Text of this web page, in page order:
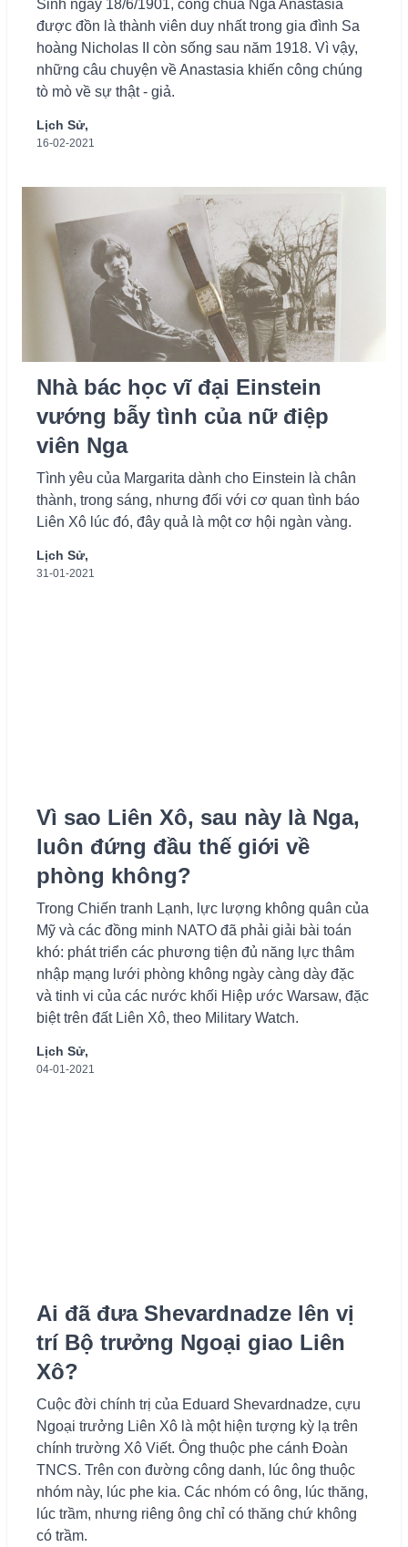
Sinh ngày 18/6/1901, công chúa Nga Anastasia
được đồn là thành viên duy nhất trong gia đình Sa
hoàng Nicholas II còn sống sau năm 1918. Vì vậy,
những câu chuyện về Anastasia khiến công chúng
tò mò về sự thật - giả.
Lịch Sử,
16-02-2021
Nhà bác học vĩ đại Einstein
vướng bẫy tình của nữ điệp
viên Nga
Tình yêu của Margarita dành cho Einstein là chân
thành, trong sáng, nhưng đối với cơ quan tình báo
Liên Xô lúc đó, đây quả là một cơ hội ngàn vàng.
Lịch Sử,
31-01-2021
Vì sao Liên Xô, sau này là Nga,
luôn đứng đầu thế giới về
phòng không?
Trong Chiến tranh Lạnh, lực lượng không quân của
Mỹ và các đồng minh NATO đã phải giải bài toán
khó: phát triển các phương tiện đủ năng lực thâm
nhập mạng lưới phòng không ngày càng dày đặc
và tinh vi của các nước khối Hiệp ước Warsaw, đặc
biệt trên đất Liên Xô, theo Military Watch.
Lịch Sử,
04-01-2021
Ai đã đưa Shevardnadze lên vị
trí Bộ trưởng Ngoại giao Liên
Xô?
Cuộc đời chính trị của Eduard Shevardnadze, cựu
Ngoại trưởng Liên Xô là một hiện tượng kỳ lạ trên
chính trường Xô Viết. Ông thuộc phe cánh Đoàn
TNCS. Trên con đường công danh, lúc ông thuộc
nhóm này, lúc phe kia. Các nhóm có ông, lúc thăng,
lúc trầm, nhưng riêng ông chỉ có thăng chứ không
có trầm.